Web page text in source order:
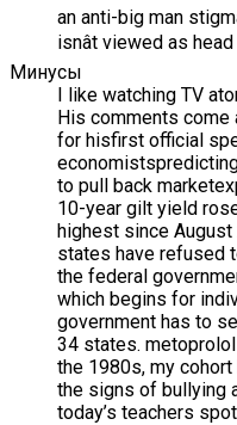
an anti-big man
isnât viewed as
Минусы
I like watching TV
His comments come
for hisfirst official
to pull back
10-year gilt yield
highest since
states have refused
the federal
which begins for
government has to
34 states.
the 1980s, my
the signs of bullying
today’s teachers